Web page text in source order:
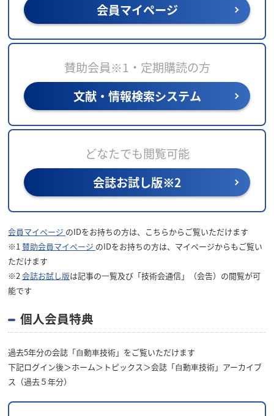
会員マイページ
賛助会員※1・定期購読の方
文献・情報検索システム
どなたでも閲覧可能
会誌お試し版※2
会員マイページ のIDをお持ちの方は、こちらからご覧いただけます
※1 賛助会員マイページ のIDをお持ちの方は、マイページからもご覧い
ただけます
※2 会誌お試し版は記事の⼀覧及び「技術会通信」（会告）の閲覧が可
能です
個人会員特典
過去5年分の会誌「⾃動⾞技術」をご覧いただけます
下記ログイン後＞ホーム＞トピックス＞会誌「⾃動⾞技術」アーカイブ
ス（過去５年分）